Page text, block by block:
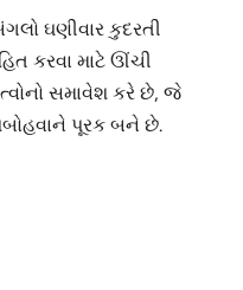
ઘણીવાર કુદરતી
કરવા માટે ઊંચી
સમાવેશ કરે છે, જે
પૂરક બને છે.